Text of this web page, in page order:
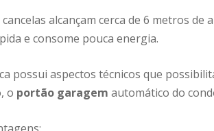
alcançam cerca de 6 metros
e consome pouca energia.
possui aspectos técnicos que
o portão garagem automático do